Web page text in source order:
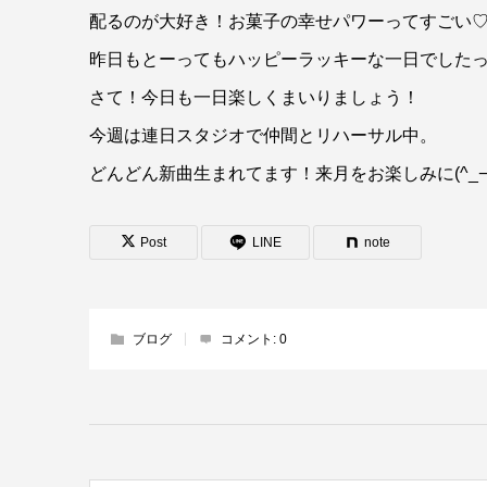
配るのが大好き！お菓子の幸せパワーってすごい♡
昨日もとーってもハッピーラッキーな一日でしたっ
さて！今日も一日楽しくまいりましょう！
今週は連日スタジオで仲間とリハーサル中。
どんどん新曲生まれてます！来月をお楽しみに
Post LINE note
ブログ コメント: 0